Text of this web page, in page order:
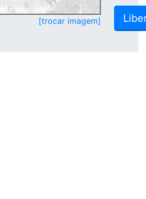
[trocar imagem]